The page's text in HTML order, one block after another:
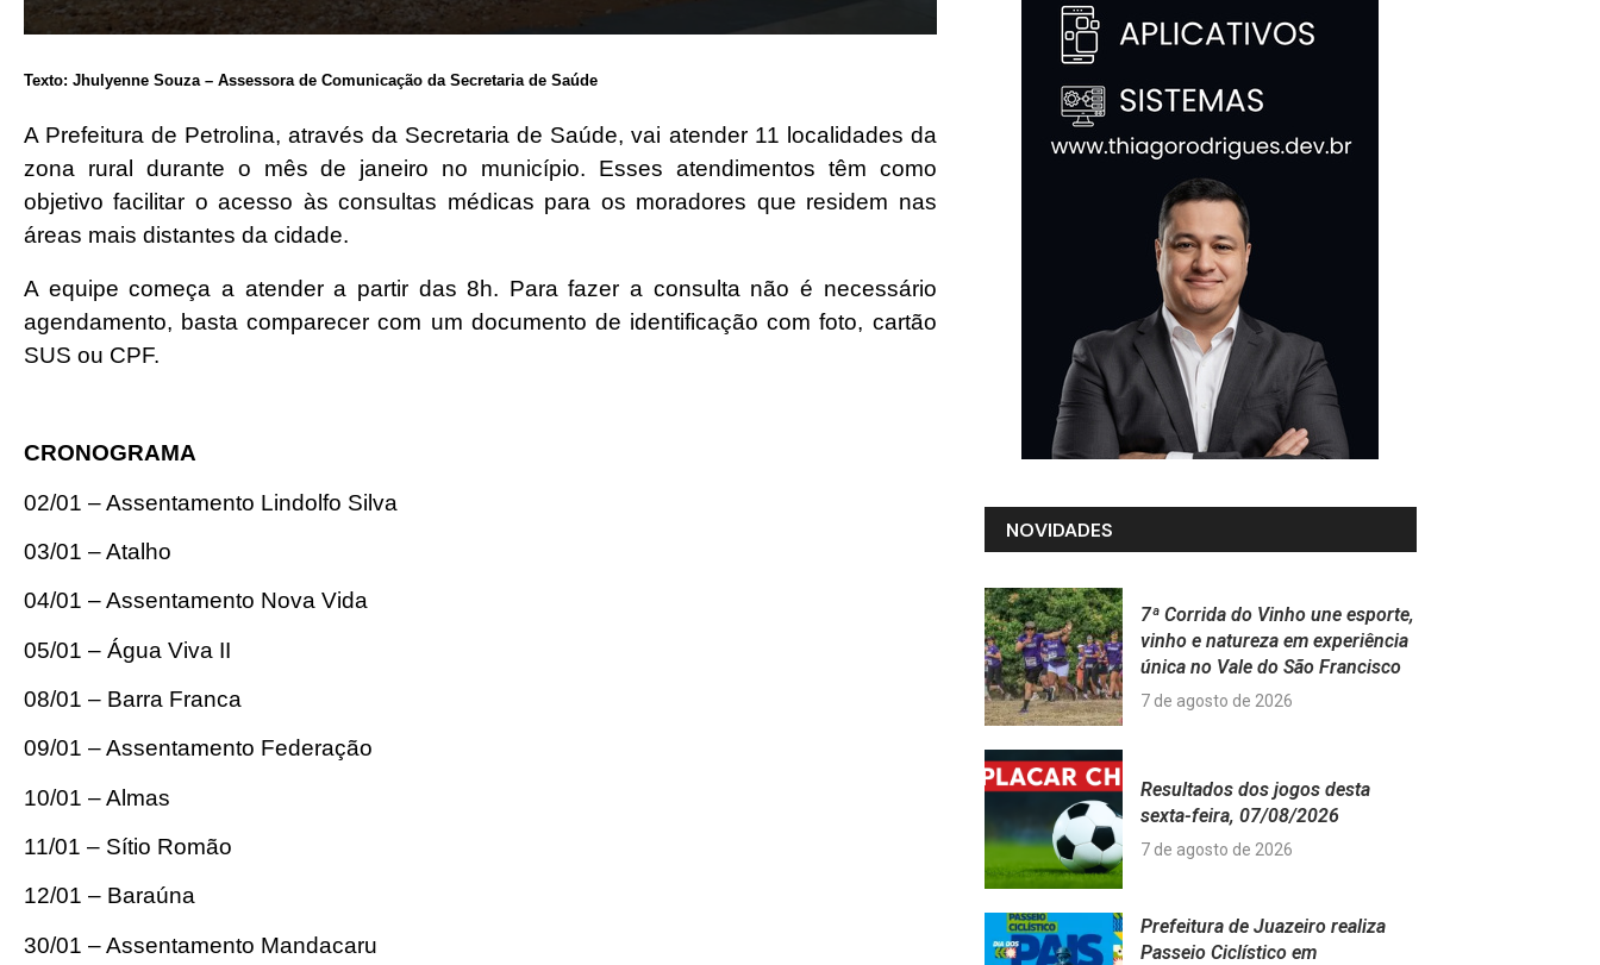
Texto: Jhulyenne Souza – Assessora de Comunicação da Secretaria de Saúde
A Prefeitura de Petrolina, através da Secretaria de Saúde, vai atender 11 localidades da
zona rural durante o mês de janeiro no município. Esses atendimentos têm como
objetivo facilitar o acesso às consultas médicas para os moradores que residem nas
áreas mais distantes da cidade.
A equipe começa a atender a partir das 8h. Para fazer a consulta não é necessário
agendamento, basta comparecer com um documento de identificação com foto, cartão
SUS ou CPF.
CRONOGRAMA
02/01 – Assentamento Lindolfo Silva
03/01 – Atalho
04/01 – Assentamento Nova Vida
05/01 – Água Viva II
08/01 – Barra Franca
09/01 – Assentamento Federação
10/01 – Almas
11/01 – Sítio Romão
12/01 – Baraúna
30/01 – Assentamento Mandacaru
NOVIDADES
7ª Corrida do Vinho une esporte,
vinho e natureza em experiência
única no Vale do São Francisco
7 de agosto de 2026
Resultados dos jogos desta
sexta-feira, 07/08/2026
7 de agosto de 2026
Prefeitura de Juazeiro realiza
Passeio Ciclístico em